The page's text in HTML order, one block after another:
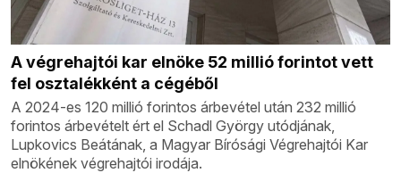
A végrehajtói kar elnöke 52 millió forintot vett
fel osztalékként a cégéből
A 2024-es 120 millió forintos árbevétel után 232 millió
forintos árbevételt ért el Schadl György utódjának,
Lupkovics Beátának, a Magyar Bírósági Végrehajtói Kar
elnökének végrehajtói irodája.